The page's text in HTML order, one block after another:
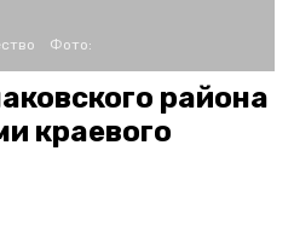
Фото:
района
краевого